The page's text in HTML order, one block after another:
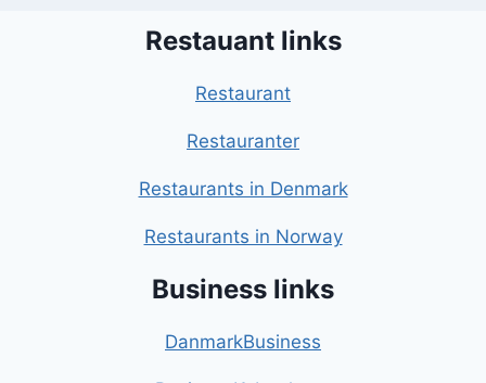
Restauant links
Restaurant
Restauranter
Restaurants in Denmark
Restaurants in Norway
Business links
DanmarkBusiness